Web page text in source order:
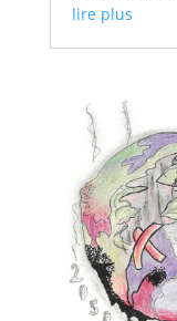
lire plus